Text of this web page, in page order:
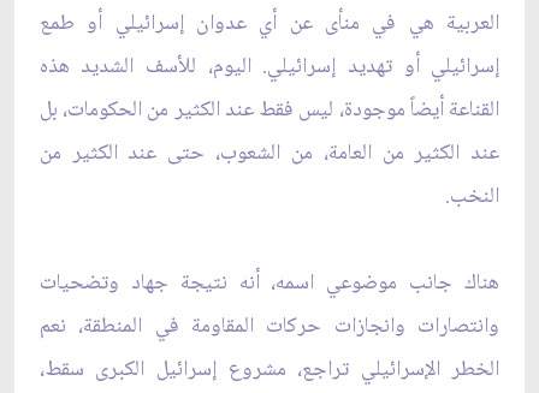
العربية هي في منأى عن أي عدوان إسرائيلي أو طمع
إسرائيلي أو تهديد إسرائيلي. اليوم، للأسف الشديد هذه
القناعة أيضاً موجودة، ليس فقط عند الكثير من الحكومات، بل
عند الكثير من العامة، من الشعوب، حتى عند الكثير من
النخب.
هناك جانب موضوعي اسمه، أنه نتيجة جهاد وتضحيات
وانتصارات وانجازات حركات المقاومة في المنطقة، نعم
الخطر الإسرائيلي تراجع، مشروع إسرائيل الكبرى سقط،